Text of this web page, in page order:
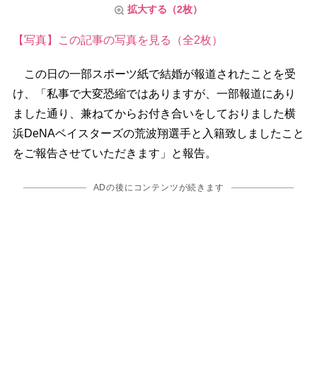
拡大する（2枚）
【写真】この記事の写真を見る（全2枚）
この日の一部スポーツ紙で結婚が報道されたことを受
け、「私事で大変恐縮ではありますが、一部報道にあり
ました通り、兼ねてからお付き合いをしておりました横
浜DeNAベイスターズの荒波翔選手と入籍致しましたこと
をご報告させていただきます」と報告。
ADの後にコンテンツが続きます